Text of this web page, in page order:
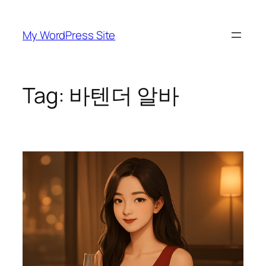
content
My WordPress Site
Tag: 바텐더 알바